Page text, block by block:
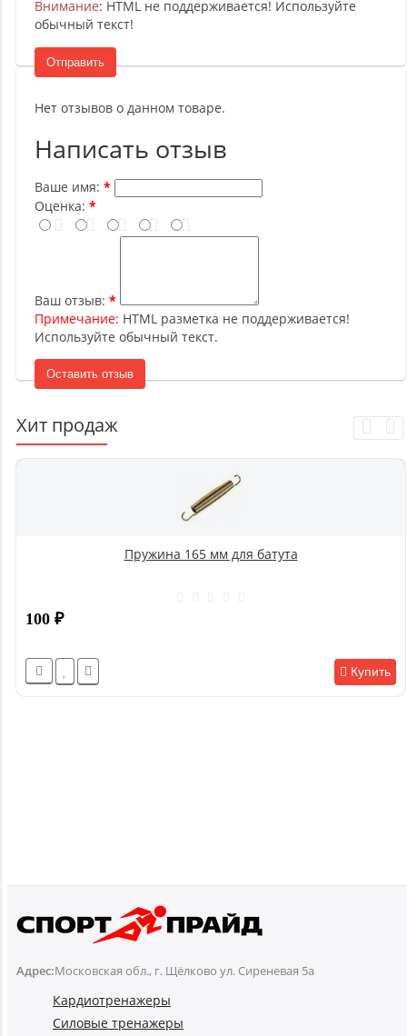
Внимание: HTML не поддерживается! Используйте
обычный текст!
Отправить
Нет отзывов о данном товаре.
Написать отзыв
Ваше имя:
Оценка:
Ваш отзыв:
Примечание: HTML разметка не поддерживается!
Используйте обычный текст.
Оставить отзыв
Хит продаж
Пружина 165 мм для батута
100 ₽
Купить
Адрес:Московская обл., г. Щёлково ул. Сиреневая 5а
Кардиотренажеры
Силовые тренажеры